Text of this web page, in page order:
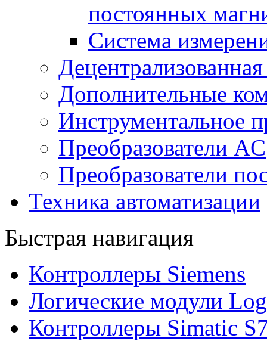
постоянных
Система
Дополнительные
Инструментальное
Преобразователи AC
Преобразователи
Техника автоматизации
Быстрая навигация
Контроллеры Siemens
Логические модули
Контроллеры Simatic